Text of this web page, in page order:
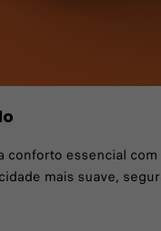
conforto essencial
mais suave,